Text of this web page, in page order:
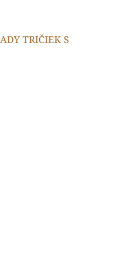
TRIČIEK S